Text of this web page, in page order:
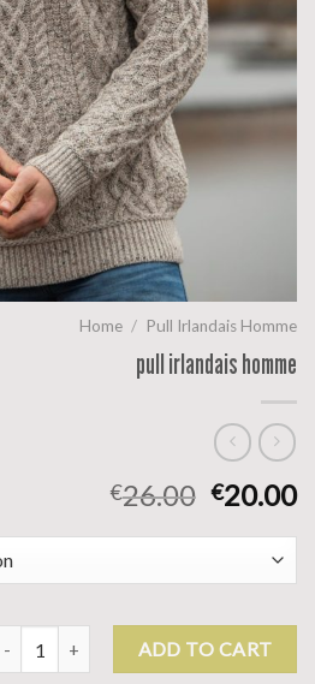
Home / Pull Irlandais Homme
pull irlandais homme
€26.00 €20.00
pull irlandais homme quantity
ADD TO CART